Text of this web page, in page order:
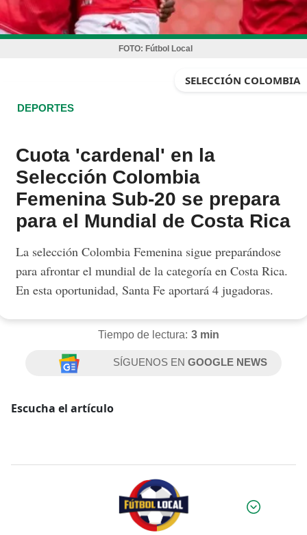
FOTO: Fútbol Local
SELECCIÓN COLOMBIA
DEPORTES
Cuota 'cardenal' en la
Selección Colombia
Femenina Sub-20 se prepara
para el Mundial de Costa Rica
La selección Colombia Femenina sigue preparándose
para afrontar el mundial de la categoría en Costa Rica.
En esta oportunidad, Santa Fe aportará 4 jugadoras.
Tiempo de lectura: 3 min
SÍGUENOS ENGOOGLE NEWS
Escucha el artículo
Por: